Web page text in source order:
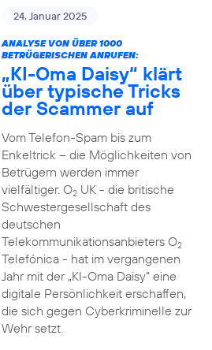
24. Januar 2025
ANALYSE VON ÜBER 1000
BETRÜGERISCHEN ANRUFEN:
„KI-Oma Daisy“ klärt
über typische Tricks
der Scammer auf
Vom Telefon-Spam bis zum
Enkeltrick – die Möglichkeiten von
Betrügern werden immer
vielfältiger. O2UK - die britische
Schwestergesellschaft des
deutschen
Telekommunikationsanbieters O2
Telefónica - hat im vergangenen
Jahr mit der „KI-Oma Daisy“ eine
digitale Persönlichkeit erschaffen,
die sich gegen Cyberkriminelle zur
Wehr setzt.